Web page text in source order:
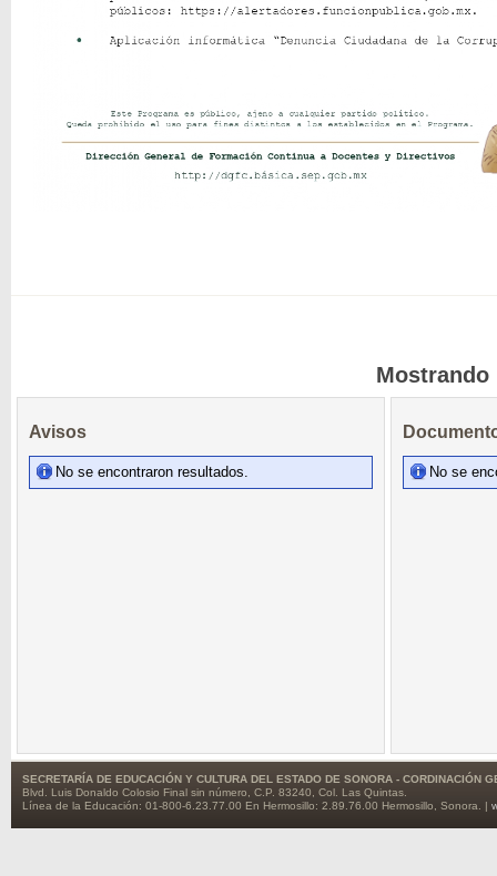
Mostrando
Avisos
No se encontraron resultados. No se
SECRETARÍA DE EDUCACIÓN Y CULTURA DEL ESTADO DE SONORA - CORDINACIÓN
Blvd. Luis Donaldo Colosio Final sin número, C.P. 83240, Col. Las Quintas.
Línea de la Educación: 01-800-6.23.77.00 En Hermosillo: 2.89.76.00 Hermosillo, Sonora. |